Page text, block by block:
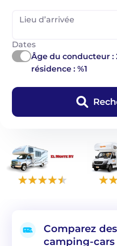
Lieu d’arrivée
Dates
Âge du conducteur :
résidence : %1
Comparez
camping-cars